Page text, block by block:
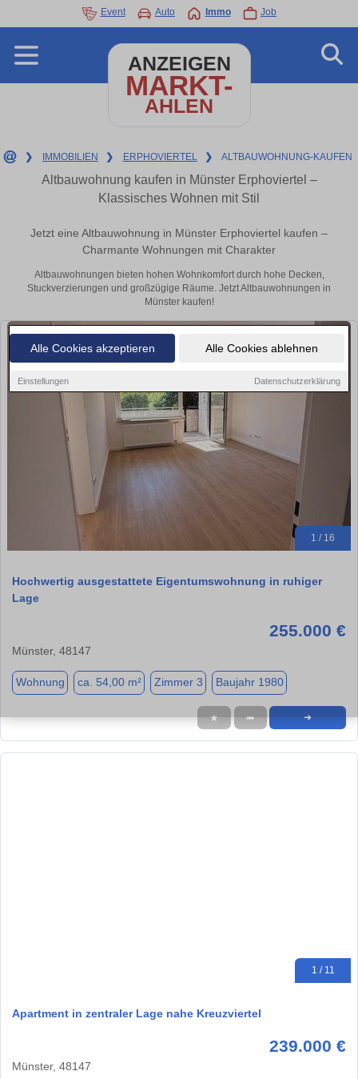
Alle Cookies akzeptieren Alle Cookies ablehnen
Einstellungen Datenschutzerklärung
Event Auto Immo Job
ANZEIGEN
MARKT-
AHLEN
❯ IMMOBILIEN ❯ ERPHOVIERTEL ❯ ALTBAUWOHNUNG-KAUFEN
Altbauwohnung kaufen in Münster Erphoviertel –
Klassisches Wohnen mit Stil
Jetzt eine Altbauwohnung in Münster Erphoviertel kaufen –
Charmante Wohnungen mit Charakter
Altbauwohnungen bieten hohen Wohnkomfort durch hohe Decken,
Stuckverzierungen und großzügige Räume. Jetzt Altbauwohnungen in
Münster kaufen!
1 / 16
Hochwertig ausgestattete Eigentumswohnung in ruhiger
Lage
255.000 €
Münster, 48147
Wohnung ca. 54,00 m² Zimmer 3 Baujahr 1980
★ ➦ ➜
1 / 11
Apartment in zentraler Lage nahe Kreuzviertel
239.000 €
Münster, 48147